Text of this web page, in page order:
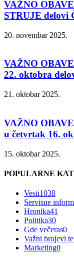
VAŽNO
STRUJE delovi
20. novembar 2025.
VAŽNO
22. oktobra
21. oktobar 2025.
VAŽNO
u četvrtak 16.
15. oktobar 2025.
POPULARNE
Vesti1038
Servisne
Hronika41
Politika30
Gde večeras0
Važni brojevi
Marketing0